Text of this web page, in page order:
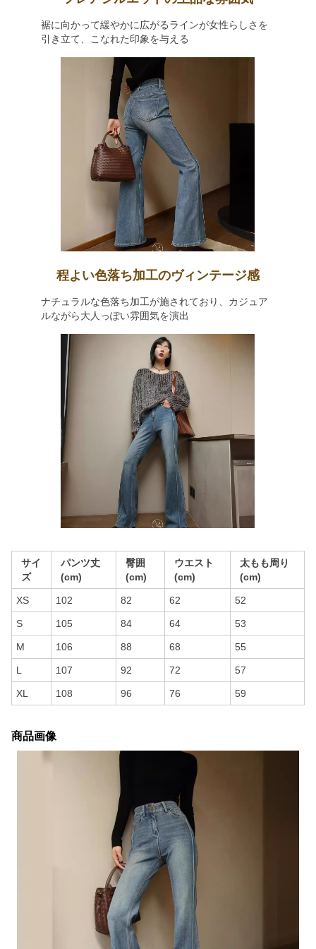
裾に向かって緩やかに広がるラインが女性らしさを
引き立て、こなれた印象を与える
程よい色落ち加工のヴィンテージ感
ナチュラルな色落ち加工が施されており、カジュア
ルながら大人っぽい雰囲気を演出
サイ
ズ
パンツ丈
(cm)
臀囲
(cm)
ウエスト
(cm)
太もも周り
(cm)
XS 102 82 62 52
S 105 84 64 53
M 106 88 68 55
L 107 92 72 57
XL 108 96 76 59
商品画像